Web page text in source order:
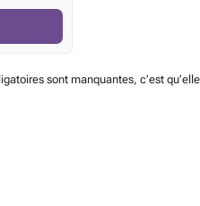
sont manquantes, c’est